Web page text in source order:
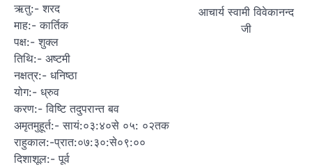
आचार्य स्वामी विवेकानन्द
जी
ऋतु:- शरद
माह:- कार्तिक
पक्ष:- शुक्ल
तिथि:- अष्टमी
नक्षत्र:- धनिष्ठा
योग:- ध्रुव
करण:- विष्टि तदुपरान्त बव
अमृतमुहूर्त:- सायं:०३:४०से ०५: ०२तक
राहुकाल:-प्रात:०७:३०:से०९:००
दिशाशूल:- पूर्व